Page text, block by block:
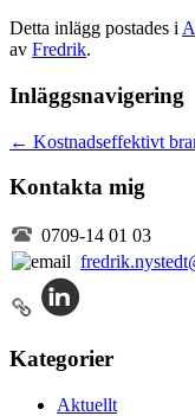
Detta inlägg postades i
av Fredrik.
Inläggsnavigering
← Kostnadseffektivt
Kontakta mig
0709-14 01 03
Kategorier
Aktuellt